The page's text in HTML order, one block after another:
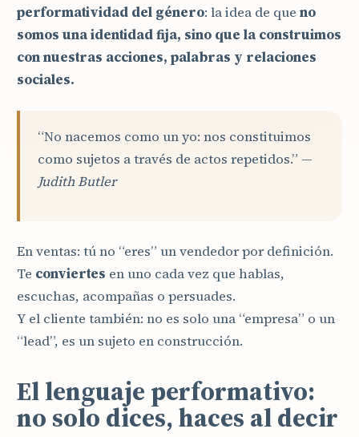
performatividad del género: la idea de que no
somos una identidad fija, sino que la construimos
con nuestras acciones, palabras y relaciones
sociales.
“No nacemos como un yo: nos constituimos
como sujetos a través de actos repetidos.” —
Judith Butler
En ventas: tú no “eres” un vendedor por definición.
Te conviertes en uno cada vez que hablas,
escuchas, acompañas o persuades.
Y el cliente también: no es solo una “empresa” o un
“lead”, es un sujeto en construcción.
El lenguaje performativo:
no solo dices, haces al decir